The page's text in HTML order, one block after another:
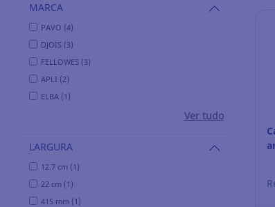
MARCA
PAVO (4)
DJOIS (3)
FELLOWES (3)
APLI (2)
ELBA (1)
Ver tudo
LARGURA
12.7 cm (1)
22 cm (1)
415 mm (1)